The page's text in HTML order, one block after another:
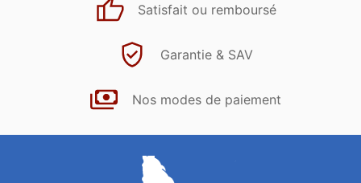
Satisfait ou remboursé
Garantie & SAV
Nos modes de paiement